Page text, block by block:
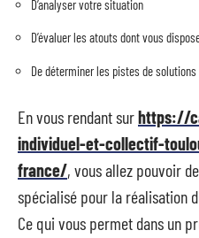
D’analyser votre situation
D’évaluer les atouts dont vous
De déterminer les pistes de
En vous rendant surhttps://
individuel-et-collectif-
france/, vous allez pouvoir
spécialisé pour la réalisation
Ce qui vous permet dans un